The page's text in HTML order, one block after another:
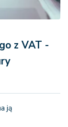
z VAT -
ją